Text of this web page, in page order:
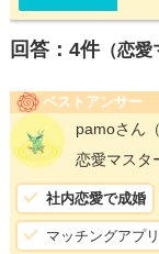
回答： 4件（恋愛
ベストアンサー
pamoさん
恋愛マスタ
社内恋愛で成婚
マッチングアプ